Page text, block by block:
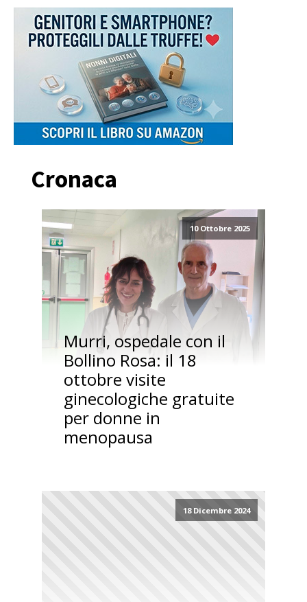
Cronaca
10 Ottobre 2025
Murri, ospedale con il
Bollino Rosa: il 18
ottobre visite
ginecologiche gratuite
per donne in
menopausa
18 Dicembre 2024